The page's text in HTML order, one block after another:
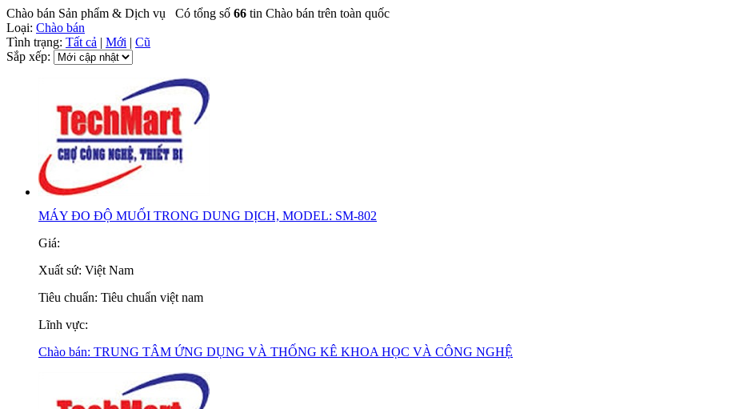
Chào bán Sản phẩm & Dịch vụ Có tổng số 66 tin Chào bán trên toàn quốc
Loại: Chào bán
Tình trạng: Tất cả | Mới | Cũ
Sắp xếp:
MÁY ĐO ĐỘ MUỐI TRONG DUNG DỊCH, MODEL: SM-802
Giá:
Xuất sứ: Việt Nam
Tiêu chuẩn: Tiêu chuẩn việt nam
Lĩnh vực:
Chào bán: TRUNG TÂM ỨNG DỤNG VÀ THỐNG KÊ KHOA HỌC VÀ CÔNG NGHỆ